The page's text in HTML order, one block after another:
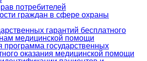
потребителей
граждан в сфере охраны
гарантий бесплатного
медицинской помощи
программа государственных
оказания медицинской помощи